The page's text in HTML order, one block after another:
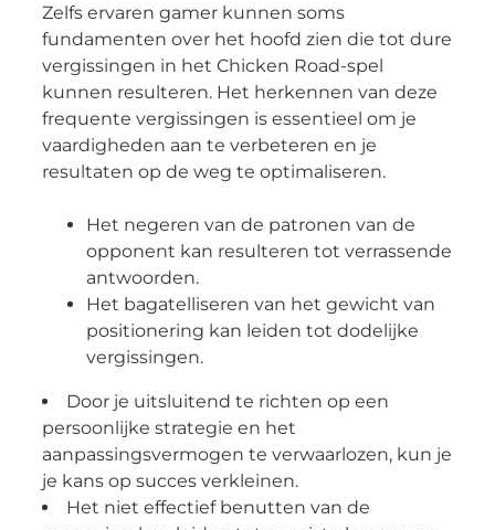
Zelfs ervaren gamer kunnen soms
fundamenten over het hoofd zien die tot dure
vergissingen in het Chicken Road-spel
kunnen resulteren. Het herkennen van deze
frequente vergissingen is essentieel om je
vaardigheden aan te verbeteren en je
resultaten op de weg te optimaliseren.
Het negeren van de patronen van de
opponent kan resulteren tot verrassende
antwoorden.
Het bagatelliseren van het gewicht van
positionering kan leiden tot dodelijke
vergissingen.
Door je uitsluitend te richten op een
persoonlijke strategie en het
aanpassingsvermogen te verwaarlozen, kun je
je kans op succes verkleinen.
Het niet effectief benutten van de